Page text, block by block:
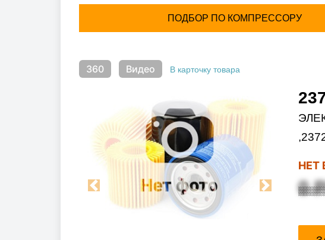
ПОДБОР ПО КОМПРЕССОРУ
360 Видео В карточку товара
Previous Next
НЕТ
0